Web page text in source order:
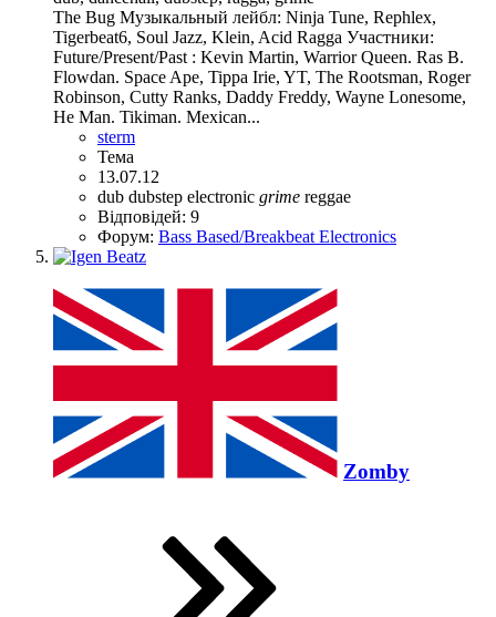
The Bug Музыкальный лейбл: Ninja Tune, Rephlex,
Tigerbeat6, Soul Jazz, Klein, Acid Ragga Участники:
Future/Present/Past : Kevin Martin, Warrior Queen. Ras B.
Flowdan. Space Ape, Tippa Irie, YT, The Rootsman, Roger
Robinson, Cutty Ranks, Daddy Freddy, Wayne Lonesome,
He Man. Tikiman. Mexican...
sterm
Тема
13.07.12
dub dubstep electronic grime reggae
Відповідей: 9
Форум: Bass Based/Breakbeat Electronics
Zomby